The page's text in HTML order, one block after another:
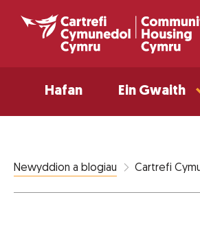
Hafan Ein Gwaith
Newyddion a blogiau Cartrefi